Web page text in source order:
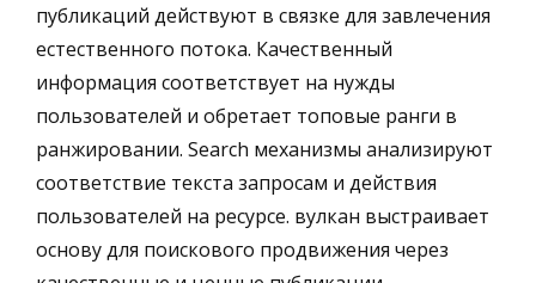
публикаций действуют в связке для завлечения
естественного потока. Качественный
информация соответствует на нужды
пользователей и обретает топовые ранги в
ранжировании. Search механизмы анализируют
соответствие текста запросам и действия
пользователей на ресурсе. вулкан выстраивает
основу для поискового продвижения через